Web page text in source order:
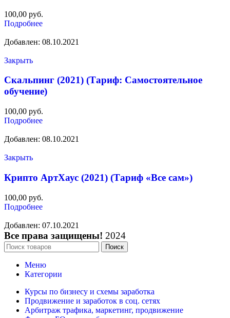
100,00 руб.
Подробнее
Добавлен: 08.10.2021
Закрыть
Скальпинг (2021) (Тариф: Самостоятельное
обучение)
100,00 руб.
Подробнее
Добавлен: 08.10.2021
Закрыть
Крипто АртХаус (2021) (Тариф «Все сам»)
100,00 руб.
Подробнее
Добавлен: 07.10.2021
Все права защищены! 2024
Поиск
Меню
Категории
Курсы по бизнесу и схемы заработка
Продвижение и заработок в соц. сетях
Арбитраж трафика, маркетинг, продвижение